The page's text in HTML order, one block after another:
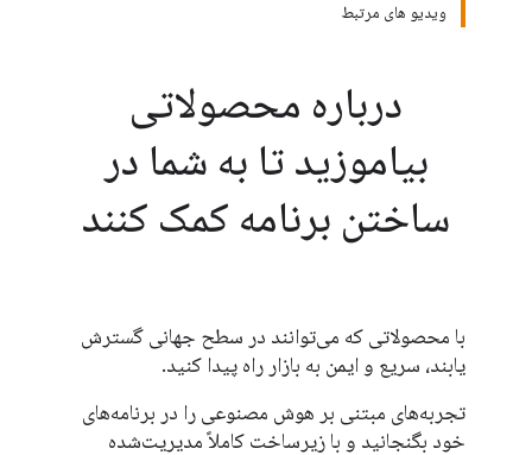
ویدیو های مرتبط
درباره محصولاتی
بیاموزید تا به شما در
ساختن برنامه کمک کنند
با محصولاتی که می‌توانند در سطح جهانی گسترش
یابند، سریع و ایمن به بازار راه پیدا کنید.
تجربه‌های مبتنی بر هوش مصنوعی را در برنامه‌های
خود بگنجانید و با زیرساخت کاملاً مدیریت‌شده